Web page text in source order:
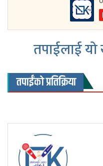
तपाईलाई
तपाईंको प्रतिक्रिया